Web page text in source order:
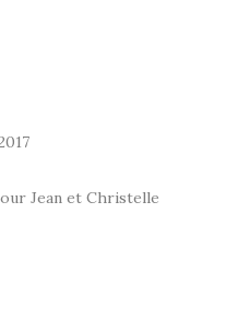
Jean et Christelle